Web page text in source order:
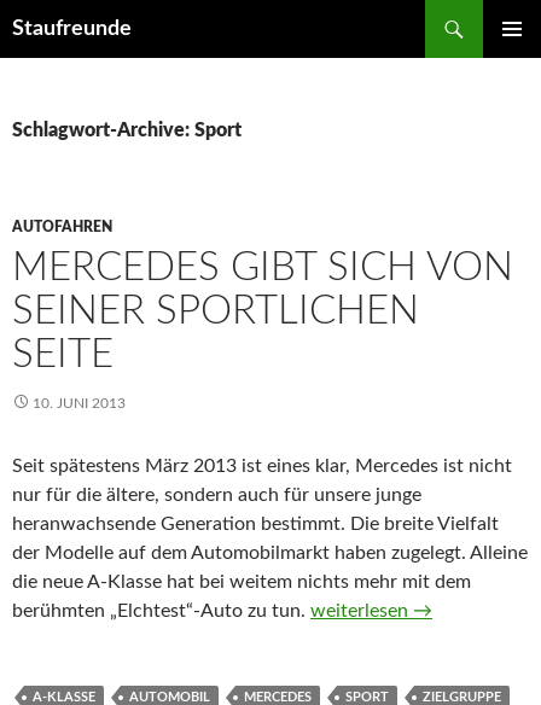
Staufreunde
Schlagwort-Archive: Sport
AUTOFAHREN
MERCEDES GIBT SICH VON
SEINER SPORTLICHEN
SEITE
10. JUNI 2013
Seit spätestens März 2013 ist eines klar, Mercedes ist nicht
nur für die ältere, sondern auch für unsere junge
heranwachsende Generation bestimmt. Die breite Vielfalt
der Modelle auf dem Automobilmarkt haben zugelegt. Alleine
die neue A-Klasse hat bei weitem nichts mehr mit dem
berühmten „Elchtest“-Auto zu tun. Mercedes gibt sich von
weiterlesen →
A-KLASSE AUTOMOBIL MERCEDES SPORT ZIELGRUPPE